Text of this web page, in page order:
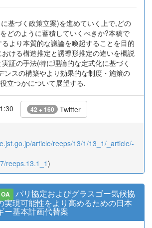
基づく政策立案)を進めていく上で,どの
どのように蓄積していくべきか?本稿で
より本質的な議論を喚起することを目的
ける構造推定と誘導形推定の違いを概説
証の手法(特に理論的な定式化に基づく
ンスの構築やより効果的な制度・施策の
立つかについて展望する.
42 + 160 Twitter
article/reeps/13/1/13_1/_article/-
reeps.13.1_1)
OA
パリ協定およびグラスゴー気候協
現可能性をより高めるための日本
ー基本計画代替案